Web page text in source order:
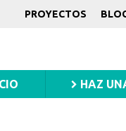
PROYECTOS
HAZ